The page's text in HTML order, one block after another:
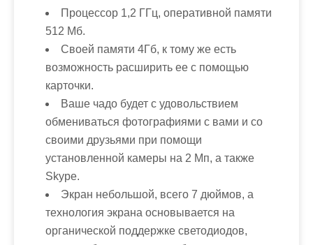
Процессор 1,2 ГГц, оперативной памяти
512 Мб.
Своей памяти 4Гб, к тому же есть
возможность расширить ее с помощью
карточки.
Ваше чадо будет с удовольствием
обмениваться фотографиями с вами и со
своими друзьями при помощи
установленной камеры на 2 Мп, а также
Skype.
Экран небольшой, всего 7 дюймов, а
технология экрана основывается на
органической поддержке светодиодов,